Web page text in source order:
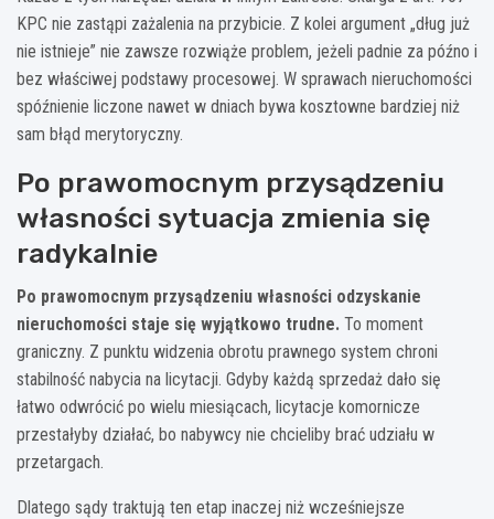
KPC nie zastąpi zażalenia na przybicie. Z kolei argument „dług już
nie istnieje” nie zawsze rozwiąże problem, jeżeli padnie za późno i
bez właściwej podstawy procesowej. W sprawach nieruchomości
spóźnienie liczone nawet w dniach bywa kosztowne bardziej niż
sam błąd merytoryczny.
Po prawomocnym przysądzeniu
własności sytuacja zmienia się
radykalnie
Po prawomocnym przysądzeniu własności odzyskanie
nieruchomości staje się wyjątkowo trudne. To moment
graniczny. Z punktu widzenia obrotu prawnego system chroni
stabilność nabycia na licytacji. Gdyby każdą sprzedaż dało się
łatwo odwrócić po wielu miesiącach, licytacje komornicze
przestałyby działać, bo nabywcy nie chcieliby brać udziału w
przetargach.
Dlatego sądy traktują ten etap inaczej niż wcześniejsze